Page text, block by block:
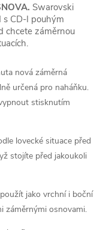
Swarovski
CD-I pouhým
chcete záměrnou
nová záměrná
určená pro naháňku.
stisknutím
lovecké situace před
stojíte před jakoukoli
jako vrchní i boční
záměrnými osnovami.